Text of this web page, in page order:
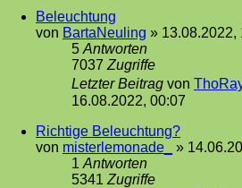
Beleuchtung
von BartaNeuling » 13.08.2022,
5 Antworten
7037 Zugriffe
Letzter Beitrag von
16.08.2022, 00:07
Richtige Beleuchtung?
von misterlemonade_ »
1 Antworten
5341 Zugriffe